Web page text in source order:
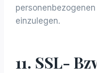
einzulegen.
11. SSL-